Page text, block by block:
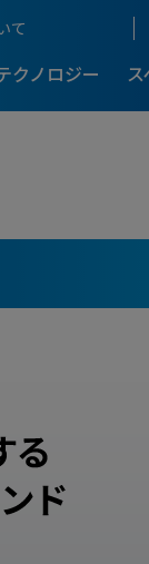
て
機
ングセンタ
-最新導入
-最新導入
クノロジー
ート
スクール
覧
機のメリットを解